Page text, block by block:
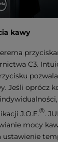
kawy
C3.
Jeśli oprócz
J.O.E.®.
mocy
ustawienie